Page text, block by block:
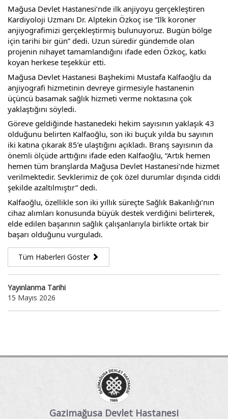
Mağusa Devlet Hastanesi’nde ilk anjiyoyu gerçekleştiren
Kardiyoloji Uzmanı Dr. Alptekin Özkoç ise “İlk koroner
anjiyografimizi gerçekleştirmiş bulunuyoruz. Bugün bölge
için tarihi bir gün” dedi. Uzun süredir gündemde olan
projenin nihayet tamamlandığını ifade eden Özkoç, katkı
koyan herkese teşekkür etti.
Mağusa Devlet Hastanesi Başhekimi Mustafa Kalfaoğlu da
anjiyografi hizmetinin devreye girmesiyle hastanenin
üçüncü basamak sağlık hizmeti verme noktasına çok
yaklaştığını söyledi.
Göreve geldiğinde hastanedeki hekim sayısının yaklaşık 43
olduğunu belirten Kalfaoğlu, son iki buçuk yılda bu sayının
iki katına çıkarak 85’e ulaştığını açıkladı. Branş sayısının da
önemli ölçüde arttığını ifade eden Kalfaoğlu, “Artık hemen
hemen tüm branşlarda Mağusa Devlet Hastanesi’nde hizmet
verilmektedir. Sevklerimiz de çok özel durumlar dışında ciddi
şekilde azaltılmıştır” dedi.
Kalfaoğlu, özellikle son iki yıllık süreçte Sağlık Bakanlığı’nın
cihaz alımları konusunda büyük destek verdiğini belirterek,
elde edilen başarının sağlık çalışanlarıyla birlikte ortak bir
başarı olduğunu vurguladı.
Tüm Haberleri Göster
Yayınlanma Tarihi
15 Mayıs 2026
Gazimağusa Devlet Hastanesi